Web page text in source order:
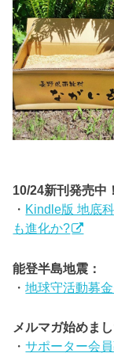
10/24新刊発売中！
・ Kindle版 地底
も進化か?
能登半島地震：
・地球守活動募
メルマガ始めま
・サポーター会